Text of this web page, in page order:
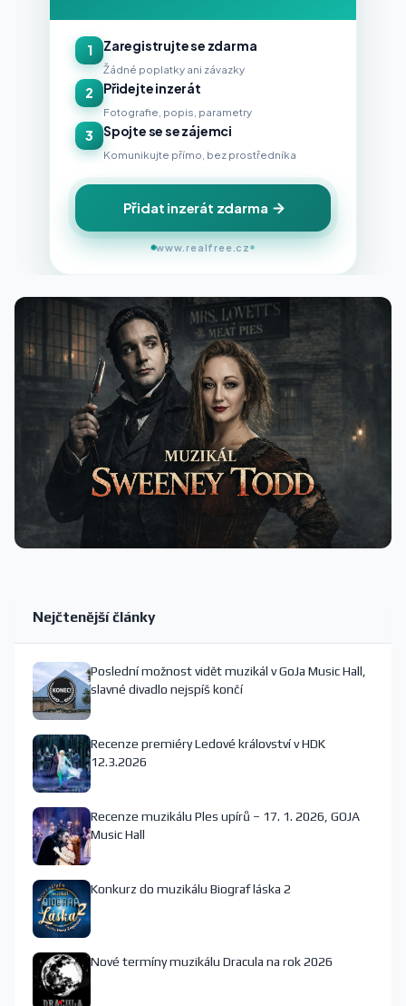
1 Zaregistrujte se zdarma
Žádné poplatky ani závazky
2 Přidejte inzerát
Fotografie, popis, parametry
3 Spojte se se zájemci
Komunikujte přímo, bez prostředníka
Přidat inzerát zdarma
www.realfree.cz
Nejčtenější články
Poslední možnost vidět muzikál v GoJa Music Hall,
slavné divadlo nejspíš končí
Recenze premiéry Ledové království v HDK
12.3.2026
Recenze muzikálu Ples upírů – 17. 1. 2026, GOJA
Music Hall
Konkurz do muzikálu Biograf láska 2
Nové termíny muzikálu Dracula na rok 2026